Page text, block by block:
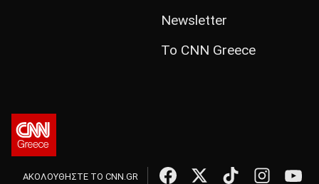
Newsletter
Το CNN Greece
ΑΚΟΛΟΥΘΗΣΤΕ ΤΟ CNN.GR